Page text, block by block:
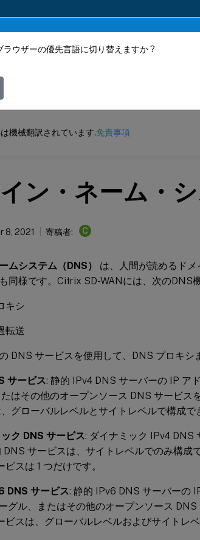
動的に機械翻訳されています。
WAN
機械翻訳されています.免責事項
ン・ネーム・
8, 2021 寄稿者: C
ムシステム（DNS）
は、人間が読めるド
同様です。Citrix SD-WANには、次のDNS
キシ
転送
DNS サービスを使用して、DNS プロキシ
サービス: 静的 IPv4 DNS サーバーの IP ア
はその他のオープンソース DNS サービス
グローバルレベルとサイトレベルで構成で
ク DNS サービス: ダイナミック IPv4 DNS
DNS サービスは、サイトレベルでのみ構成
スは 1 つだけです。
DNS サービス: 静的 IPv6 DNS サーバーの
グル、またはその他のオープンソース
ビスは、グローバルレベルおよびサイトレベ
ラウザーの優先言語に切り替えますか ?